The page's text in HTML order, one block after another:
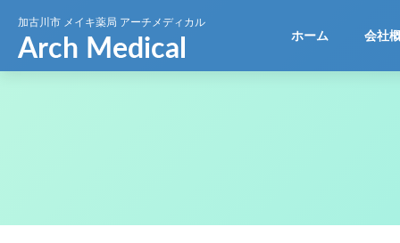
加古川市 メイキ薬局 アーチメディカル
ホーム 会社